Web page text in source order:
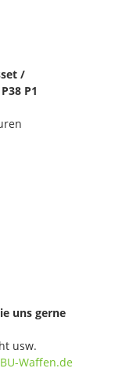
/
P1
uns gerne
usw.
Waffen.de